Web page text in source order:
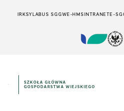
IRKSYLABUS SGGWE-HMSINTRANETE-
WYDZIAŁ
TECHNOLOGII
SZKOŁA GŁÓWNA
GOSPODARSTWA WIEJSKIEGO